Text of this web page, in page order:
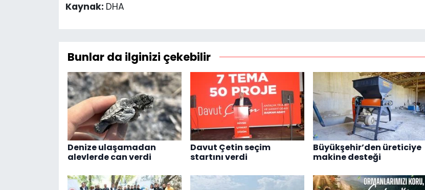
Kaynak: DHA
Bunlar da ilginizi çekebilir
Denize ulaşamadan
alevlerde can verdi
Davut Çetin seçim
startını verdi
Büyükşehir’den üreticiye
makine desteği